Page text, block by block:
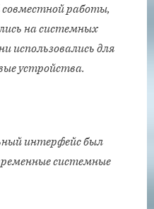
совместной работы,
на системных
использовались для
устройства.
интерфейс был
системные